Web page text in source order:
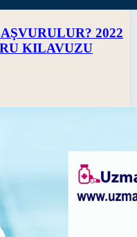
2022
KILAVUZU